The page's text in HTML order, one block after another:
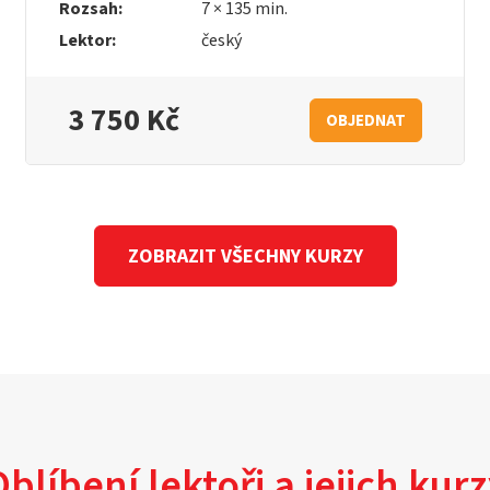
Rozsah:
7 × 135 min.
Lektor:
český
3 750 Kč OBJEDNAT
ZOBRAZIT VŠECHNY KURZY